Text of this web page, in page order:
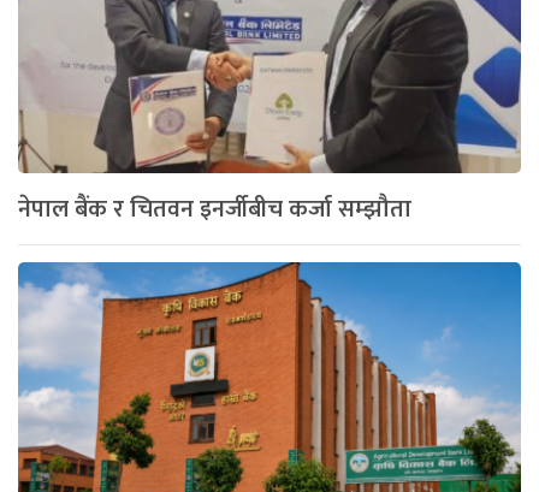
नेपाल बैंक र चितवन इनर्जीबीच कर्जा सम्झौता